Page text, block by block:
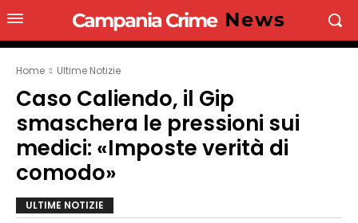
Campania Crime News
Home Ultime Notizie
Caso Caliendo, il Gip
smaschera le pressioni sui
medici: «Imposte verità di
comodo»
ULTIME NOTIZIE